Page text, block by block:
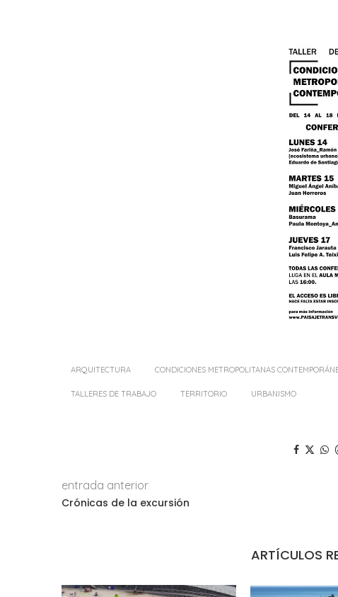
ARQUITECTURA CONDICIONES METROPOLITANAS
TALLERES DE TRABAJO TERRITORIO URBANISMO
entrada anterior
Crónicas de la excursión
ARTÍCULOS